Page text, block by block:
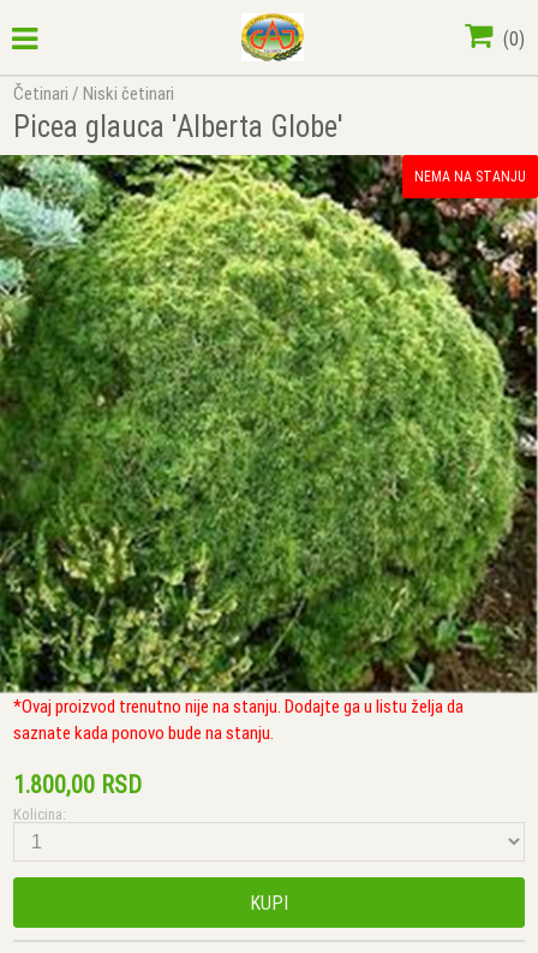
(0)
Četinari /Niski četinari
Picea glauca 'Alberta Globe'
NEMA NA STANJU
*Ovaj proizvod trenutno nije na stanju. Dodajte ga u listu želja da
saznate kada ponovo bude na stanju.
1.800,00 RSD
Kolicina:
KUPI